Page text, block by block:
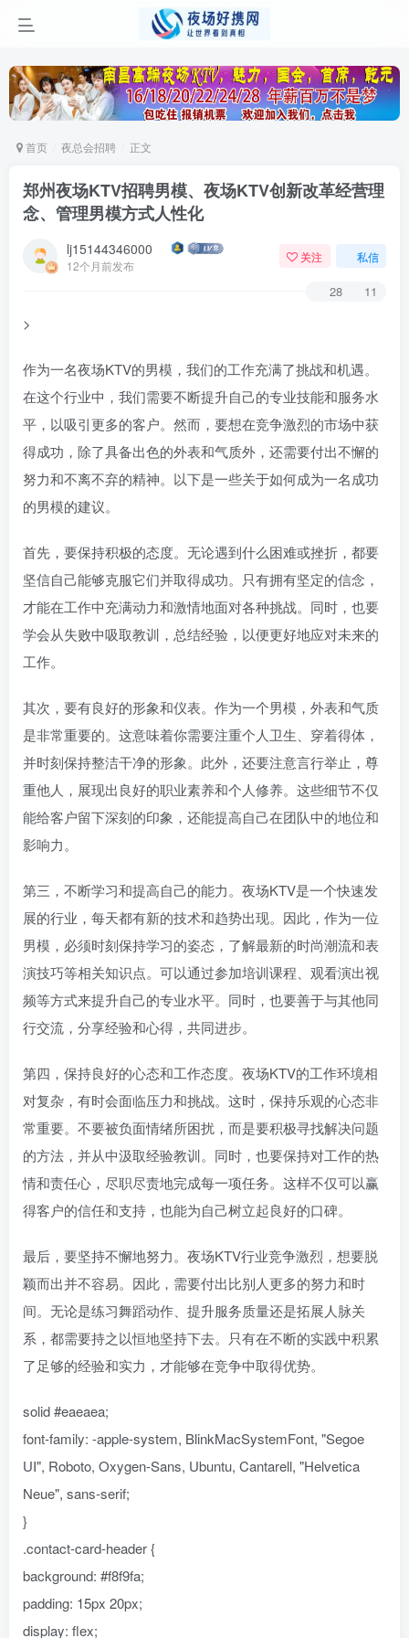
首页 夜总会招聘 正文
郑州夜场KTV招聘男模、夜场KTV创新改革经营理
念、管理男模方式人性化
lj15144346000
12个月前发布
关注 私信
28 11
>
作为一名夜场KTV的男模，我们的工作充满了挑战和机遇。
在这个行业中，我们需要不断提升自己的专业技能和服务水
平，以吸引更多的客户。然而，要想在竞争激烈的市场中获
得成功，除了具备出色的外表和气质外，还需要付出不懈的
努力和不离不弃的精神。以下是一些关于如何成为一名成功
的男模的建议。
首先，要保持积极的态度。无论遇到什么困难或挫折，都要
坚信自己能够克服它们并取得成功。只有拥有坚定的信念，
才能在工作中充满动力和激情地面对各种挑战。同时，也要
学会从失败中吸取教训，总结经验，以便更好地应对未来的
工作。
其次，要有良好的形象和仪表。作为一个男模，外表和气质
是非常重要的。这意味着你需要注重个人卫生、穿着得体，
并时刻保持整洁干净的形象。此外，还要注意言行举止，尊
重他人，展现出良好的职业素养和个人修养。这些细节不仅
能给客户留下深刻的印象，还能提高自己在团队中的地位和
影响力。
第三，不断学习和提高自己的能力。夜场KTV是一个快速发
展的行业，每天都有新的技术和趋势出现。因此，作为一位
男模，必须时刻保持学习的姿态，了解最新的时尚潮流和表
演技巧等相关知识点。可以通过参加培训课程、观看演出视
频等方式来提升自己的专业水平。同时，也要善于与其他同
行交流，分享经验和心得，共同进步。
第四，保持良好的心态和工作态度。夜场KTV的工作环境相
对复杂，有时会面临压力和挑战。这时，保持乐观的心态非
常重要。不要被负面情绪所困扰，而是要积极寻找解决问题
的方法，并从中汲取经验教训。同时，也要保持对工作的热
情和责任心，尽职尽责地完成每一项任务。这样不仅可以赢
得客户的信任和支持，也能为自己树立起良好的口碑。
最后，要坚持不懈地努力。夜场KTV行业竞争激烈，想要脱
颖而出并不容易。因此，需要付出比别人更多的努力和时
间。无论是练习舞蹈动作、提升服务质量还是拓展人脉关
系，都需要持之以恒地坚持下去。只有在不断的实践中积累
了足够的经验和实力，才能够在竞争中取得优势。
solid #eaeaea;
font-family: -apple-system, BlinkMacSystemFont, "Segoe
UI", Roboto, Oxygen-Sans, Ubuntu, Cantarell, "Helvetica
Neue", sans-serif;
}
.contact-card-header {
background: #f8f9fa;
padding: 15px 20px;
display: flex;